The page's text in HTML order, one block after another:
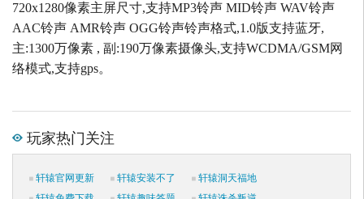
720x1280像素主屏尺寸,支持MP3铃声 MID铃声 WAV铃声
AAC铃声 AMR铃声 OGG铃声铃声格式,1.0版支持蓝牙,
主:1300万像素 , 副:190万像素摄像头,支持WCDMA/GSM网
络模式,支持gps。
玩家热门关注
轩辕官网更新 轩辕安装不了
轩辕洞天福地